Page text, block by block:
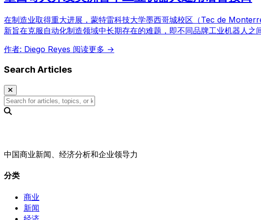
在制造业取得重大进展，蒙特雷科技大学墨西哥城校区（Tec de
新旨在克服自动化制造领域中长期存在的难题，即不同品牌工业机器人之
作者: Diego Reyes 阅读更多 →
Search Articles
中国商业新闻、经济分析和企业领导力
分类
商业
新闻